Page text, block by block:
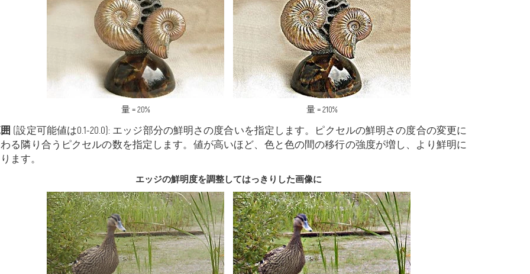
量 = 20% 量 = 210%
(設定可能値は0.1-20.0): エッジ部分の鮮明さの度合いを指定します。ピクセルの鮮明さの度合の変更に
る隣り合うピクセルの数を指定します。値が高いほど、色と色の間の移行の強度が増し、より鮮明に
ます。
エッジの鮮明度を調整してはっきりした画像に